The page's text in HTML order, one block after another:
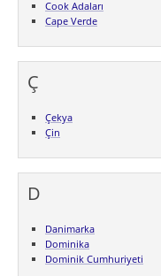
Cook Adaları
Cape Verde
Ç
Çekya
Çin
D
Danimarka
Dominika
Dominik Cumhuriyeti